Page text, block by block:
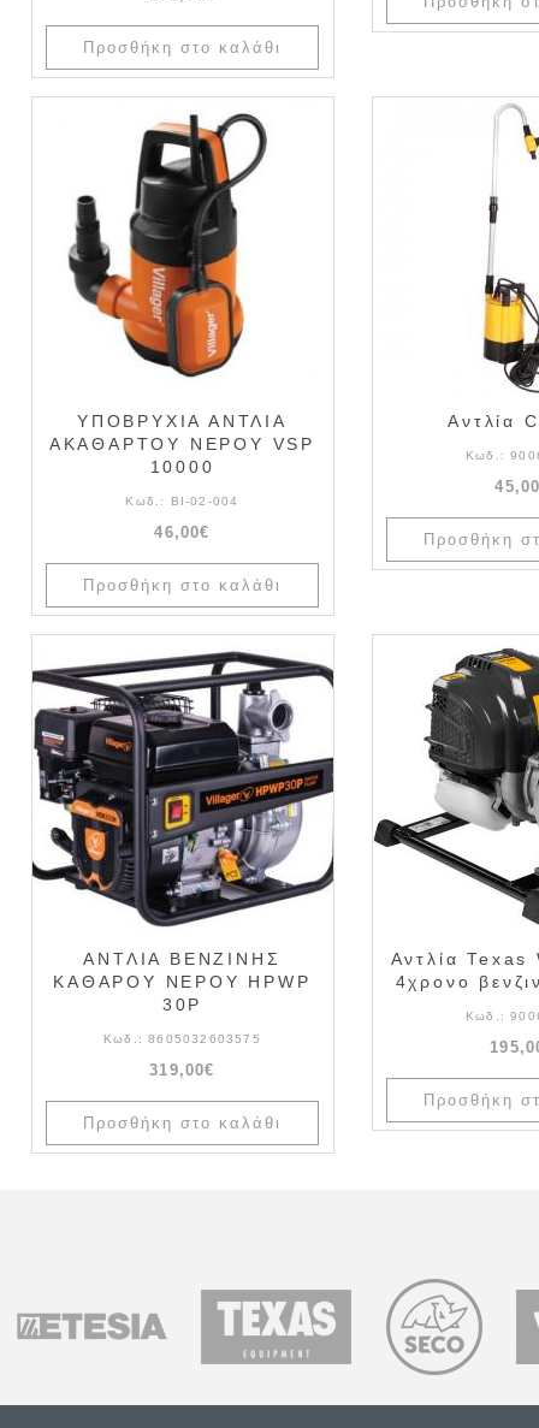
ΥΠΟΒΡΥΧΙΑ ΑΝΤΛΙΑ
ΑΚΑΘΑΡΤΟΥ ΝΕΡΟΥ VSP
10000
Κωδ.: ΒΙ-02-004
46,00€
Αντλία
Κωδ.:
ΑΝΤΛΙΑ ΒΕΝΖΙΝΗΣ
ΚΑΘΑΡΟΥ ΝΕΡΟΥ HPWP
30P
Κωδ.: 8605032603575
319,00€
Αντλία Texas
4χρονο
Κωδ.: